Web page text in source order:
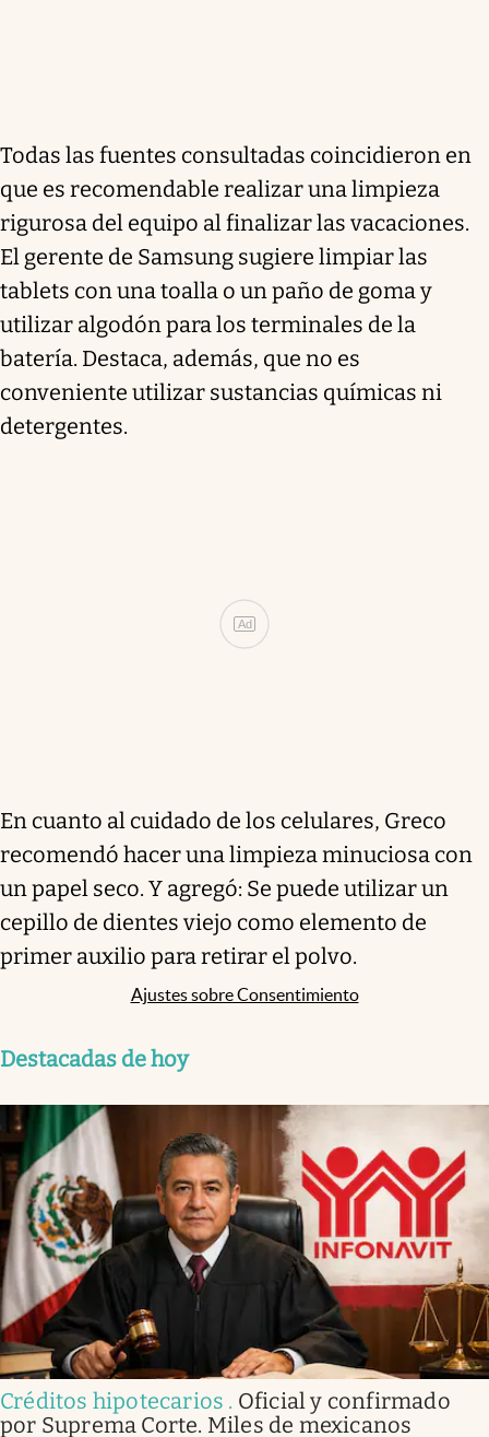
Todas las fuentes consultadas coincidieron en
que es recomendable realizar una limpieza
rigurosa del equipo al finalizar las vacaciones.
El gerente de Samsung sugiere limpiar las
tablets con una toalla o un paño de goma y
utilizar algodón para los terminales de la
batería. Destaca, además, que no es
conveniente utilizar sustancias químicas ni
detergentes.
Ad
En cuanto al cuidado de los celulares, Greco
recomendó hacer una limpieza minuciosa con
un papel seco. Y agregó: Se puede utilizar un
cepillo de dientes viejo como elemento de
primer auxilio para retirar el polvo.
Ajustes sobre Consentimiento
Destacadas de hoy
Créditos hipotecarios . Oficial y confirmado
por Suprema Corte. Miles de mexicanos